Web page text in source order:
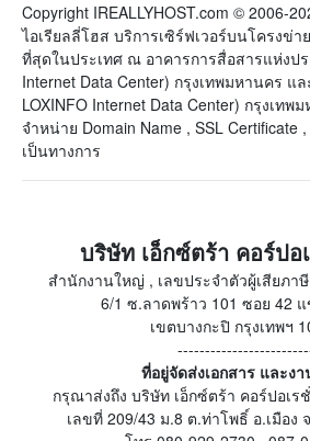
Copyright IREALLYHOST.com © 2006-
ไอเรียลลี่โฮส บริการเซิร์ฟเวอร์บนโครงข่า
ที่สุดในประเทศ ณ อาคารการสื่อสารแห่งป
Internet Data Center) กรุงเทพมหานคร แ
LOXINFO Internet Data Center) กรุงเท
จำหน่าย Domain Name , SSL Certificate
เป็นทางการ
บริษัท เอ็กซ์ตร้า คอร์ปอ
สำนักงานใหญ่ , เลขประจำตัวผู้เสียภา
6/1 ซ.ลาดพร้าว 101 ซอย 42
เขตบางกะปิ กรุงเทพฯ
ที่อยู่จัดส่งเอกสาร และง
กรุณาส่งถึง บริษัท เอ็กซ์ตร้า คอร์ปอเ
เลขที่ 209/43 ม.8 ต.ท่าโพธิ์ อ.เมือง